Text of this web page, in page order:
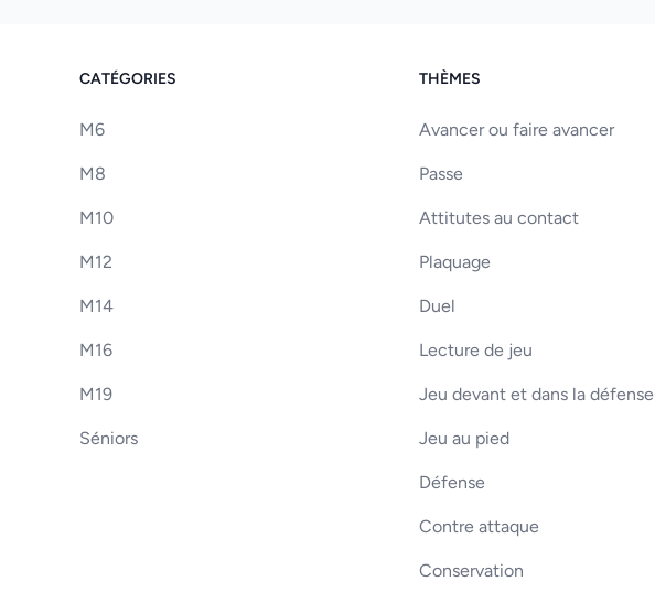
CATÉGORIES
M6
M8
M10
M12
M14
M16
M19
Séniors
THÈMES
Avancer ou faire avancer
Passe
Attitutes au contact
Plaquage
Duel
Lecture de jeu
Jeu devant et dans la défense
Jeu au pied
Défense
Contre attaque
Conservation